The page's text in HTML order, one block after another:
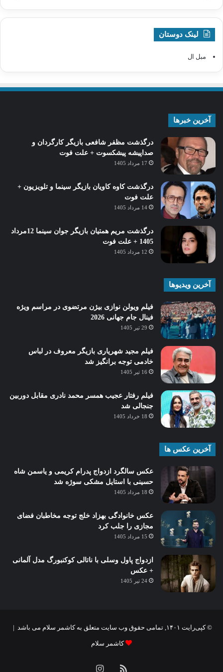
لینک دوستان
مبل ال
آخرین خبرها
درگذشت مظفر شافعی بازیگر کارگردان و
صداپیشه پیشکسوت + علت فوت
17 مرداد 1405
درگذشت کاوه کاویان بازیگر سینما و تلویزیون +
علت فوت
14 مرداد 1405
درگذشت مریم همتیان بازیگر جوان سینما 12مرداد
1405 + علت فوت
12 مرداد 1405
آخرین ویدیوها
فیلم ویولن نوازی بیژن مرتضوی در مراسم ویژه
فینال جام جهانی 2026
29 تیر 1405
فیلم مجید شهریاری بازیگر معروف در لباس
خادمی توجه برانگیز شد
16 تیر 1405
فیلم رفتار عجیب همسر محمد نادری مقابل دوربین
جنجالی شد
18 خرداد 1405
آخرین عکس ها
عکس سالگرد ازدواج پدرام کریمی و یاسمن شاه‌
حسینی با استایل مشکی سوژه شد
18 مرداد 1405
عکس خانوادگی بهزاد خلج توجه مخاطبان فضای
مجازی را جلب کرد
15 مرداد 1405
ازدواج پاول وسلی با ناتالی کوکنبورگ مدل آلمانی
+ عکس
24 تیر 1405
© کپی‌رایت ۱۴۰۱, تمامی حقوق وب سایت متعلق به کاشمر سلام می باشد |
کاشمر سلام
خوراکاینستاگرام